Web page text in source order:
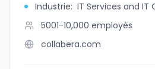
Industrie: IT Services and IT
5001-10,000 employés
collabera.com